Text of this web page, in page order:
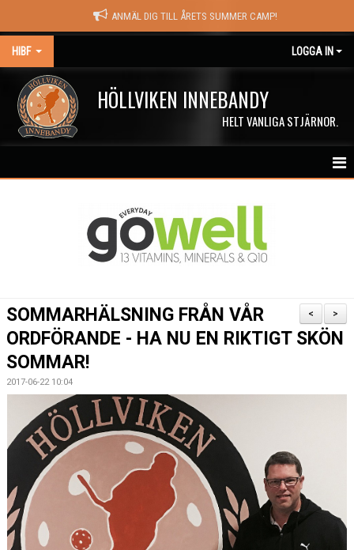
ANMÄL DIG TILL ÅRETS SUMMER CAMP!
HIBF LOGGA IN
HÖLLVIKEN INNEBANDY
HELT VANLIGA STJÄRNOR.
KALENDER
MEDLEMSKAP
OM FÖRENINGEN
KONTAKT
>
<
SOMMARHÄLSNING FRÅN VÅR
ORDFÖRANDE - HA NU EN RIKTIGT SKÖN
SOMMAR!
2017-06-22 10:04